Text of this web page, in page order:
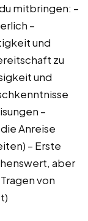
mitbringen: –
–
und
zu
und
–
Anreise
– Erste
aber
von